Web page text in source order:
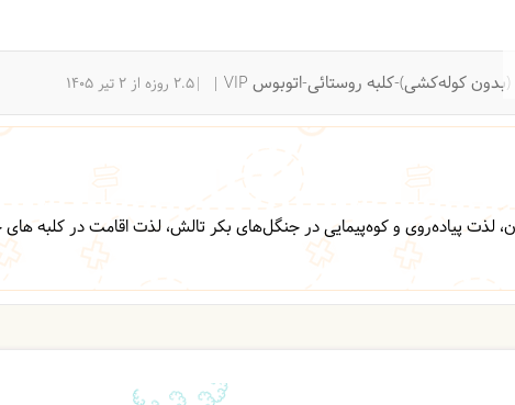
(بدون کوله‌کشی)-کلبه روستائی-اتوبوس VIP |2.5 روزه از 2 تیر 1405
لذت پیاده‌روی و کوه‌پیمایی در جنگل‌های بکر تالش، لذت اقامت در کلبه